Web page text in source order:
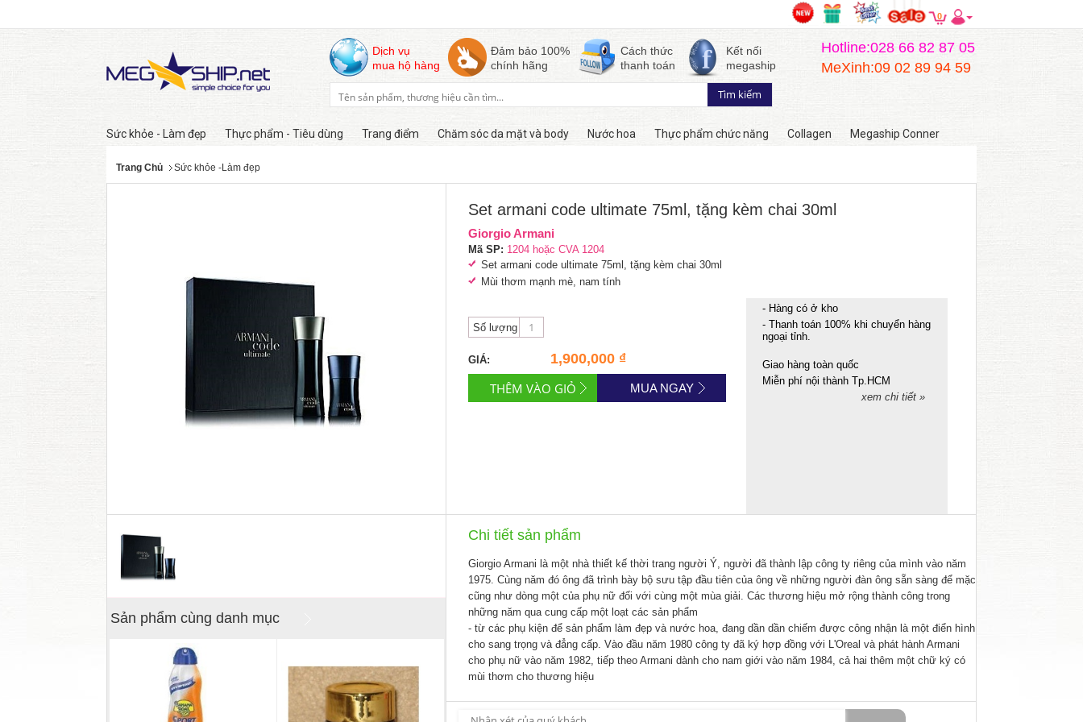
0
Dịch vụ
mua hộ hàng
Đảm bảo 100%
chính hãng
Cách thức
thanh toán
Kết nối
megaship
Hotline:028 66 82 87 05
MeXinh:09 02 89 94 59
Sức khỏe - Làm đẹp Thực phẩm - Tiêu dùng Trang điểm Chăm sóc da mặt và body Nước hoa Thực phẩm chức năng Collagen Megaship Conner
Trang Chủ Sức khỏe -Làm đẹp
Còn hàng
Sản phẩm cùng danh mục
Set armani code ultimate 75ml, tặng kèm chai 30ml
Giorgio Armani
Mã SP: 1204 hoặc CVA 1204
Set armani code ultimate 75ml, tặng kèm chai 30ml
Mùi thơm mạnh mè, nam tính
Số lượng
GIÁ: 1,900,000 ₫
MUA NGAY
- Hàng có ở kho
- Thanh toán 100% khi chuyển hàng
ngoại tỉnh.
Giao hàng toàn quốc
Miễn phí nội thành Tp.HCM
xem chi tiết »
Chi tiết sản phẩm
Giorgio Armani là một nhà thiết kế thời trang người Ý, người đã thành lập công ty riêng của mình vào năm
1975. Cùng năm đó ông đã trình bày bộ sưu tập đầu tiên của ông về những người đàn ông sẵn sàng để mặc
cũng như dòng một của phụ nữ đối với cùng một mùa giải. Các thương hiệu mở rộng thành công trong
những năm qua cung cấp một loạt các sản phẩm
- từ các phụ kiện để sản phẩm làm đẹp và nước hoa, đang dần dần chiếm được công nhận là một điển hình
cho sang trọng và đẳng cấp. Vào đầu năm 1980 công ty đã ký hợp đồng với L'Oreal và phát hành Armani
cho phụ nữ vào năm 1982, tiếp theo Armani dành cho nam giới vào năm 1984, cả hai thêm một chữ ký có
mùi thơm cho thương hiệu